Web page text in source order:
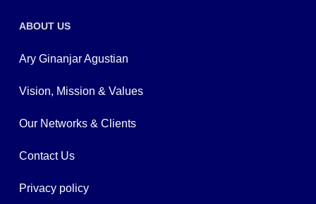
ABOUT US
Ary Ginanjar Agustian
Vision, Mission & Values
Our Networks & Clients
Contact Us
Privacy policy